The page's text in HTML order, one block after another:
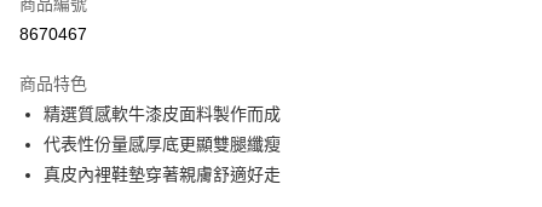
信用卡分期付款
合作金庫商業銀行
華南商業銀行
上海商業儲蓄銀行
國泰世華商業銀行
6 期 0 利率 每期
華南商業銀行
上海商業儲蓄銀行
12 期 0 利率 每期NT$115
合作金庫商業銀行
LINE Pay
8670467
商品特色
精選質感軟牛漆皮面料製作而成
代表性份量感厚底更顯雙腿纖瘦
真皮內裡鞋墊穿著親膚舒適好走